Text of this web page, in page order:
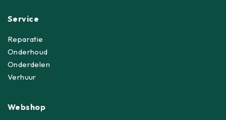
Service
Reparatie
Onderhoud
Onderdelen
Verhuur
Webshop